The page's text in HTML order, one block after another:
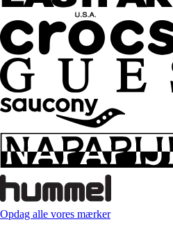
Opdag alle vores mærker